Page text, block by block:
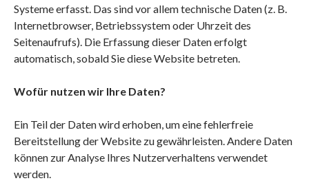
Systeme erfasst. Das sind vor allem technische Daten (z. B.
Internetbrowser, Betriebssystem oder Uhrzeit des
Seitenaufrufs). Die Erfassung dieser Daten erfolgt
automatisch, sobald Sie diese Website betreten.
Wofür nutzen wir Ihre Daten?
Ein Teil der Daten wird erhoben, um eine fehlerfreie
Bereitstellung der Website zu gewährleisten. Andere Daten
können zur Analyse Ihres Nutzerverhaltens verwendet
werden.